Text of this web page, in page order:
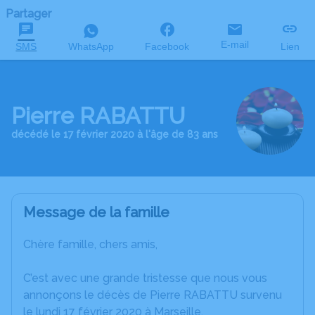
Partager
SMS WhatsApp Facebook E-mail Lien
Pierre RABATTU
décédé le 17 février 2020 à l'âge de 83 ans
Message de la famille
Chère famille, chers amis,
C’est avec une grande tristesse que nous vous
annonçons le décès de Pierre RABATTU survenu
le lundi 17 février 2020 à Marseille.